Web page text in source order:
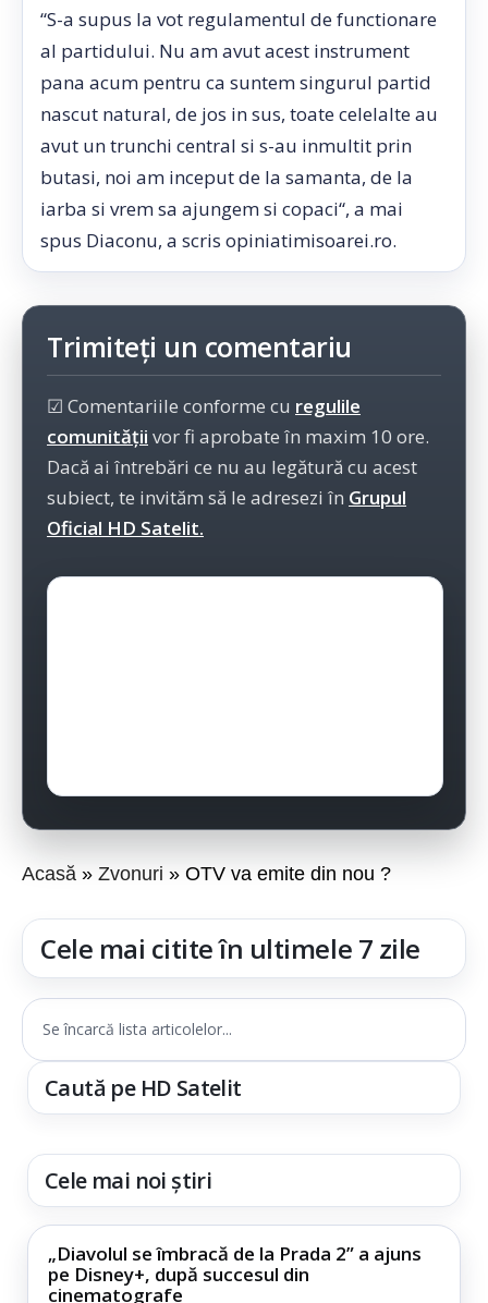
“S-a supus la vot regulamentul de functionare
al partidului. Nu am avut acest instrument
pana acum pentru ca suntem singurul partid
nascut natural, de jos in sus, toate celelalte au
avut un trunchi central si s-au inmultit prin
butasi, noi am inceput de la samanta, de la
iarba si vrem sa ajungem si copaci“, a mai
spus Diaconu, a scris opiniatimisoarei.ro.
Trimiteți un comentariu
☑ Comentariile conforme cu regulile
comunității vor fi aprobate în maxim 10 ore.
Dacă ai întrebări ce nu au legătură cu acest
subiect, te invităm să le adresezi în Grupul
Oficial HD Satelit.
Acasă Zvonuri OTV va emite din nou ?
Cele mai citite în ultimele 7 zile
Se încarcă lista articolelor...
Caută pe HD Satelit
Cele mai noi știri
„Diavolul se îmbracă de la Prada 2” a ajuns
pe Disney+, după succesul din
cinematografe